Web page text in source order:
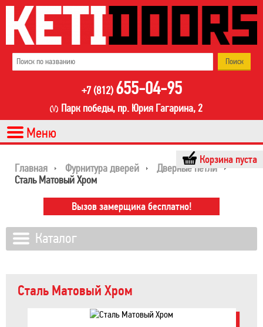
+7 (812) 655-04-95
Парк победы, пр. Юрия Гагарина, 2
Корзина пуста
Главная Фурнитура дверей
Дверные петли
Сталь Матовый Хром
Сталь Матовый Хром